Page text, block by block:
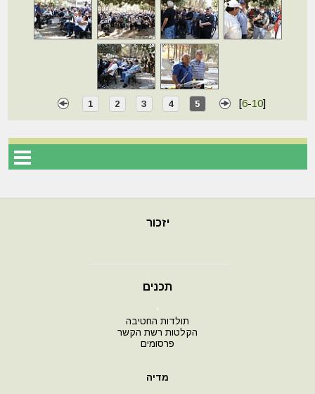
1 2 3 4 5 [6-10]
יזכור
תכנים
י
תולדות החטיבה
הקלטות רשת הקשר
פרסומים
מדיה